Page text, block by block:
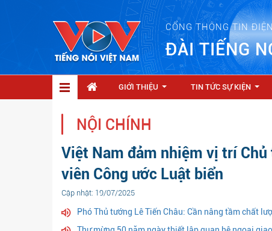
CỔNG THÔNG TIN
ĐÀI TIẾNG
GIỚI THIỆU TIN TỨC SỰ KIỆN
NỘI CHÍNH
Việt Nam đảm nhiệm vị trí
viên Công ước Luật biển
Cập nhật: 19/07/2025
Phó Thủ tướng Lê Tiến Châu: Cần nâng tầm chất